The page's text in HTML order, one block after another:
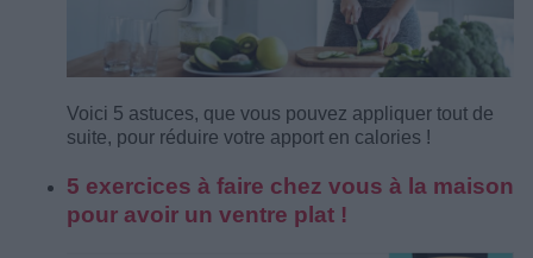
Voici 5 astuces, que vous pouvez appliquer tout de
suite, pour réduire votre apport en calories !
5 exercices à faire chez vous à la maison
pour avoir un ventre plat !